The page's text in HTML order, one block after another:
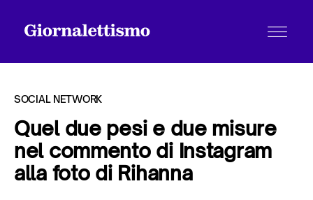
Tutti gli articoli
SOCIAL NETWORK
Quel due pesi e due misure
nel commento di Instagram
alla foto di Rihanna